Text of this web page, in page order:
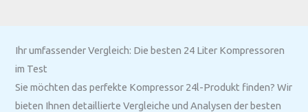
Ihr umfassender Vergleich: Die besten 24 Liter Kompressoren
im Test
Sie möchten das perfekte Kompressor 24l-Produkt finden? Wir
bieten Ihnen detaillierte Vergleiche und Analysen der besten